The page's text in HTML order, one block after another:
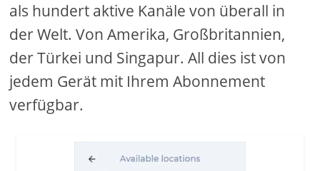
als hundert aktive Kanäle von überall in
der Welt. Von Amerika, Großbritannien,
der Türkei und Singapur. All dies ist von
jedem Gerät mit Ihrem Abonnement
verfügbar.